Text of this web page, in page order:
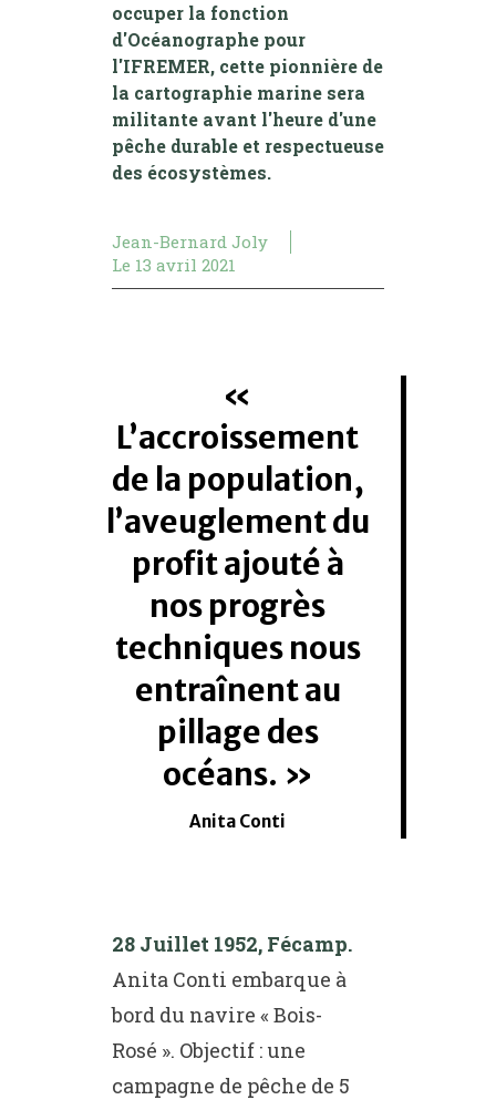
occuper la fonction
d'Océanographe pour
l'IFREMER, cette pionnière de
la cartographie marine sera
militante avant l'heure d'une
pêche durable et respectueuse
des écosystèmes.
Jean-Bernard Joly
Le 13 avril 2021
L’accroissement
de la population,
l’aveuglement du
profit ajouté à
nos progrès
techniques nous
entraînent au
pillage des
océans.
Anita Conti
28 Juillet 1952, Fécamp.
Anita Conti embarque à
bord du navire « Bois-
Rosé ». Objectif : une
campagne de pêche de 5